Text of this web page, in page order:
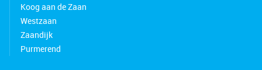
Koog aan de Zaan
Westzaan
Zaandijk
Purmerend